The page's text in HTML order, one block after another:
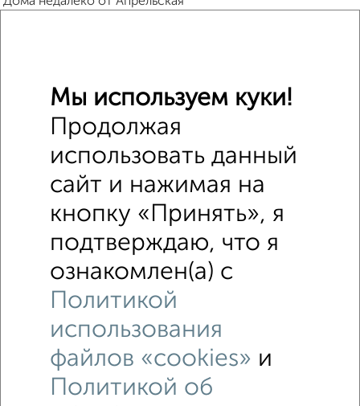
Рядом, с меньшей ценой
Недалеко от Апрельская с ценой ниже
Мы используем куки!
Продолжая
использовать данный
сайт и нажимая на
кнопку «Принять», я
подтверждаю, что я
ознакомлен(а) с
Политикой
использования
файлов «cookies» и
Политикой об